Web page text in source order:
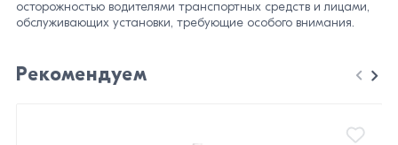
осторожностью водителями транспортных средств и лицами,
обслуживающих установки, требующие особого внимания.
Рекомендуем